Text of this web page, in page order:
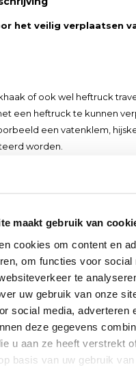
maakt gebruik van
cookies om content en
om functies voor social
te
uw gebruik van onze
social media, adverteren
deze gegevens
u aan ze heeft verstrekt
basis van uw gebruik van
het veilig verplaatsen
of ook wel heftruck
een heftruck te kunnen
een vatenklem,
worden.
op die je vastdraait tegen
wordt standaard geleverd
onder last.